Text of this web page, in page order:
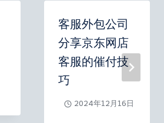
客服外包公司
分享京东网店
客服的催付技
巧
2024年12月16日